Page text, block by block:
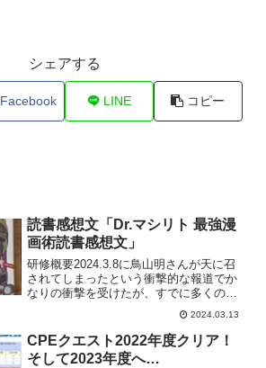
シェアする
Facebook LINE コピー
読書感想文「Dr.マシリト 最強漫
画術読書感想文」
研修概要2024.3.8に鳥山明さんが天に召
されてしまったという衝撃的な報道でか
なりの衝撃を受けたが、すでに多くの学
びを受けている中、鳥山明さんを裏から
支えた島鳥さんの視点から書き留められ
た「最強漫画術」を読み解いてみた。 こ
れは漫画家といRead more...
2024.03.13
CPEクエスト2022年度クリア！
そして2023年度へ…